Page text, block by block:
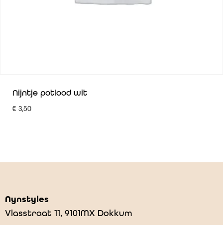
Nijntje potlood wit
€ 3,50
Nynstyles
Vlasstraat 11, 9101MX Dokkum